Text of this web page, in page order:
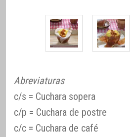
Abreviaturas
c/s = Cuchara sopera
c/p = Cuchara de postre
c/c = Cuchara de café